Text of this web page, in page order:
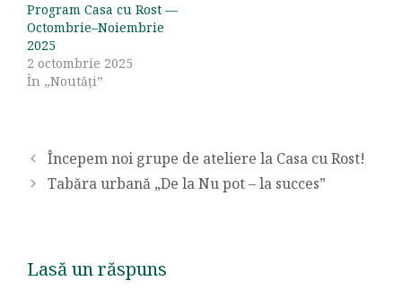
Program Casa cu Rost —
Octombrie–Noiembrie
2025
2 octombrie 2025
În „Noutăți”
Începem noi grupe de ateliere la Casa cu Rost!
Tabăra urbană „De la Nu pot – la succes”
Lasă un răspuns